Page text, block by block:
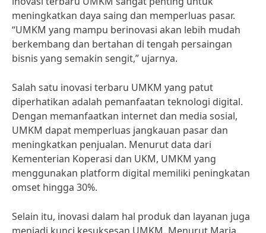
meningkatkan daya saing dan memperluas pasar.
“UMKM yang mampu berinovasi akan lebih mudah
berkembang dan bertahan di tengah persaingan
bisnis yang semakin sengit,” ujarnya.
Salah satu inovasi terbaru UMKM yang patut
diperhatikan adalah pemanfaatan teknologi digital.
Dengan memanfaatkan internet dan media sosial,
UMKM dapat memperluas jangkauan pasar dan
meningkatkan penjualan. Menurut data dari
Kementerian Koperasi dan UKM, UMKM yang
menggunakan platform digital memiliki peningkatan
omset hingga 30%.
Selain itu, inovasi dalam hal produk dan layanan juga